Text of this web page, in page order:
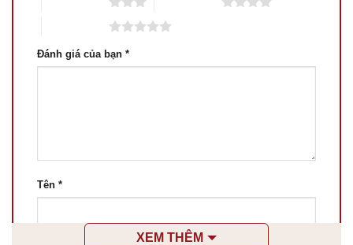
Đánh giá của bạn *
Tên *
XEM THÊM